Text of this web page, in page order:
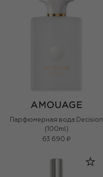
Парфюмерная вода Decision
(100ml)
63 690 ₽